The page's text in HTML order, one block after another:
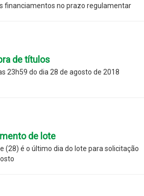
financiamentos no prazo regulamentar
de títulos
23h59 do dia 28 de agosto de 2018
de lote
(28) é o último dia do lote para solicitação